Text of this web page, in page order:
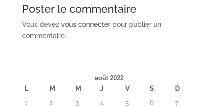
Poster le commentaire
Vous devez vous connecterpour publier un
commentaire.
août 2022
L M M J V S
D
1
2 3 4 5 6
7